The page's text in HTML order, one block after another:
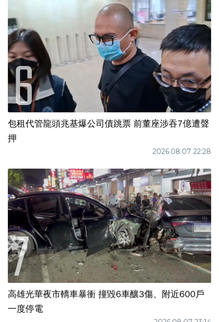
包租代管龍頭兆基爆公司債跳票 前董座涉吞7億遭聲
押
2026.08.07 22:28
高雄光華夜市轎車暴衝 撞毀6車釀3傷、附近600戶
一度停電